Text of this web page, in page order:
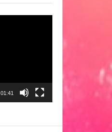
01:41